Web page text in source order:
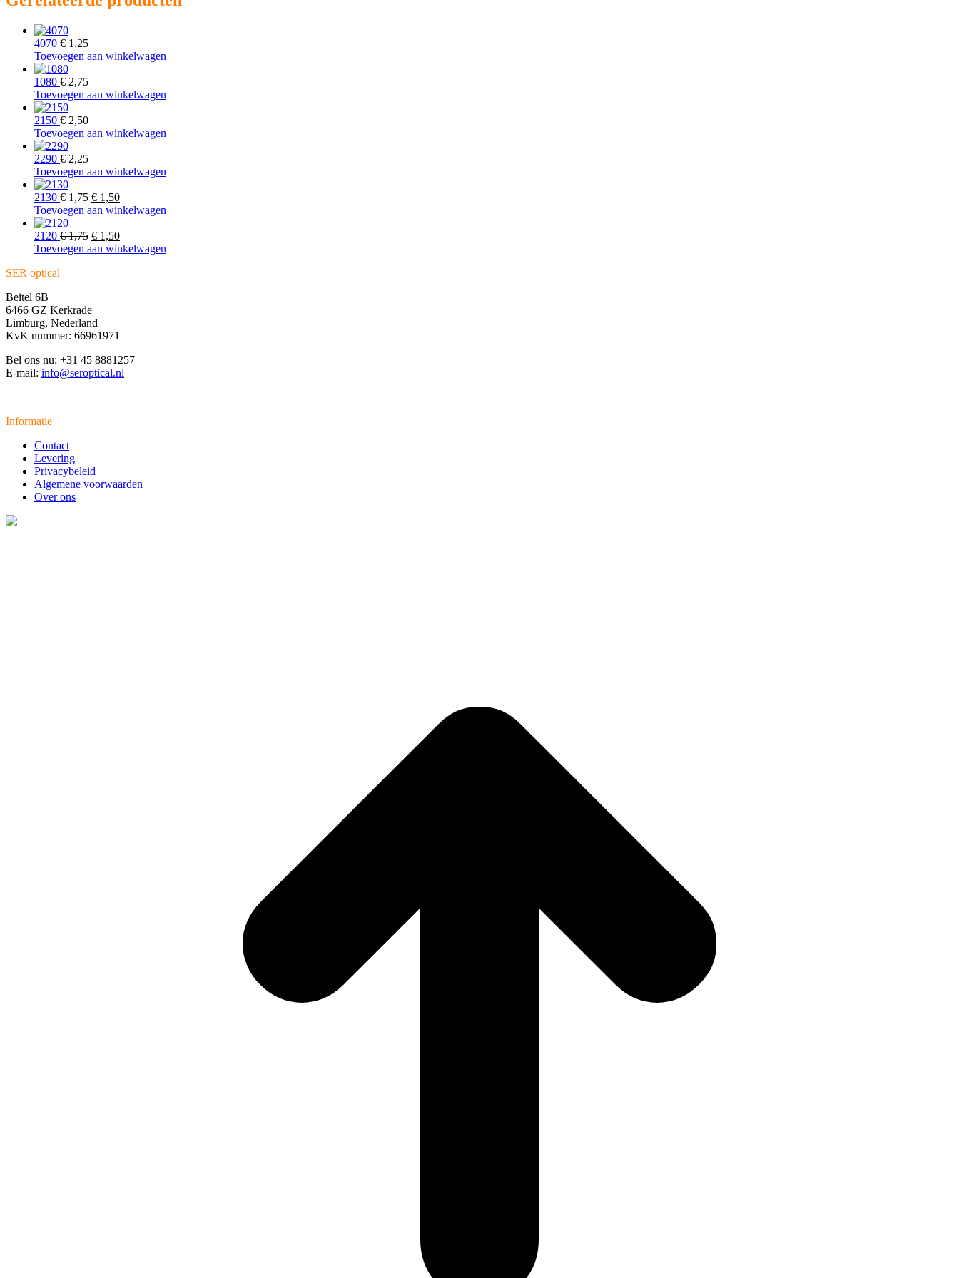
4070 € 1,25
Toevoegen aan winkelwagen
1080 € 2,75
Toevoegen aan winkelwagen
2150 € 2,50
Toevoegen aan winkelwagen
2290 € 2,25
Toevoegen aan winkelwagen
2130 €1,75 Oorspronkelijke
prijs
€ 1,75.
€ 1,50Huidige
prijs
€ 1,50.
Toevoegen aan winkelwagen
2120 €1,75 Oorspronkelijke
prijs
€ 1,50Huidige
prijs
Toevoegen aan winkelwagen
SER optical
Beitel 6B
6466 GZ Kerkrade
Limburg, Nederland
KvK nummer: 66961971
Bel ons nu: +31 45 8881257
E-mail: info@seroptical.nl
Informatie
Contact
Levering
Privacybeleid
Algemene voorwaarden
Over ons